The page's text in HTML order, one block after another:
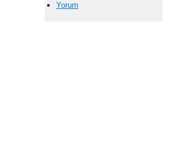
Yorum